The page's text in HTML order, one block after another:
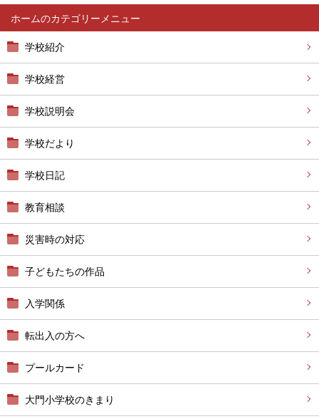
ホーム
学校紹介
学校経営
学校説明会
学校だより
学校日記
教育相談
災害時の対応
子どもたちの作品
入学関係
転出入の方へ
プールカード
大門小学校のきまり